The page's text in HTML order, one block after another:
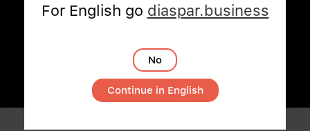
For English go diaspar.business
No
Continue in English